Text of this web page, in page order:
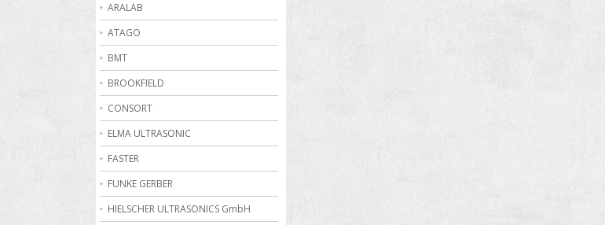
Bai termostatate cu circulatie externa
Bai termostatate pentru aplicatii
speciale
Bai ultrasonice
Balante
Becuri de gaz
Bioreactoare
Biurete digitale
Calorimetrie
ARALAB
ATAGO
BMT
BROOKFIELD
CONSORT
ELMA ULTRASONIC
FASTER
FUNKE GERBER
HIELSCHER ULTRASONICS GmbH